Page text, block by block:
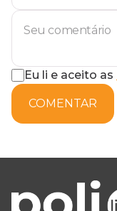
Eu li e aceito as
COMENTAR